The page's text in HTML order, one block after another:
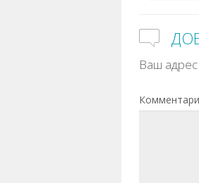
Ваш адрес